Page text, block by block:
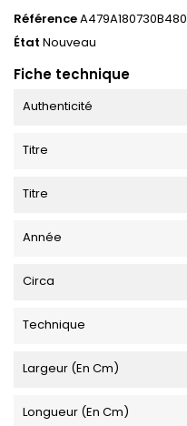
RéférenceA479A180730B480
État Nouveau
Fiche technique
Authenticité
Titre
Titre
Année
Circa
Technique
Largeur (en Cm)
Longueur (en Cm)